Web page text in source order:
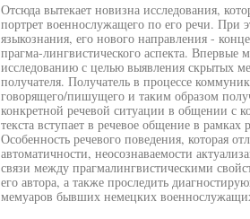
Отсюда вытекает новизна исследования,
портрет военнослужащего по его речи. При
языкознания, его нового направления -
прагма-лингвистического аспекта.
исследованию с целью выявления скрытых
получателя. Получатель в процессе
говорящего/пишущего и таким образом
конкретной речевой ситуации в общении с
текста вступает в речевое общение в
Особенность речевого поведения, которая
автоматичности, неосознаваемости
связи между прагмалингвистическими
его автора, а также проследить
мемуаров бывших немецких